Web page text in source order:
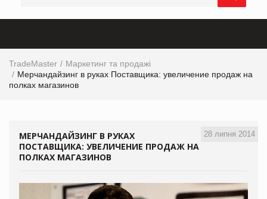
TradeMaster
Маркетинг та продажі
Мерчандайзинг в руках Поставщика: увеличение продаж на
полках магазинов
28 липня 2014
МЕРЧАНДАЙЗИНГ В РУКАХ
ПОСТАВЩИКА: УВЕЛИЧЕНИЕ ПРОДАЖ НА
ПОЛКАХ МАГАЗИНОВ